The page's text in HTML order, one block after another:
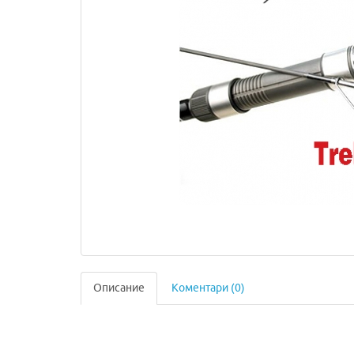
Описание Коментари (0)